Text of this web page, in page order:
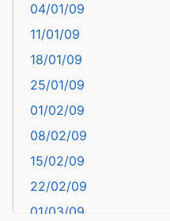
Bartın
başkentler
Batman
Bayburt
Bilecik
Bingöl
Bitlis
Bolu
Burdur
04/01/09
11/01/09
18/01/09
25/01/09
01/02/09
08/02/09
15/02/09
22/02/09
01/03/09